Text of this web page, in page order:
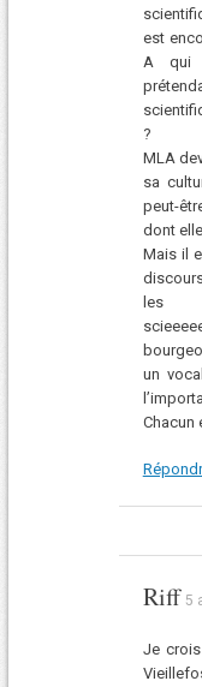
est
A qui
?
MLA
sa
peut-
dont
Mais il
les
un
Chacun
Riff 5
Je